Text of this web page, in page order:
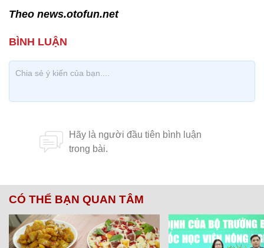
Theo news.otofun.net
CÓ THỂ BẠN QUAN TÂM